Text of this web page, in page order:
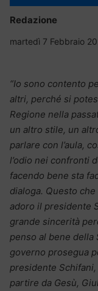
Redazione
martedì 7 Febbraio
“Io sono contento
altri, perché si
Regione nella
un altro stile, un
parlare con l’aula,
l’odio nei confronti
facendo bene sta
dialoga. Questo
adoro il presidente
grande sincerità
penso al bene
governo prosegua
presidente
partire da Gesù,